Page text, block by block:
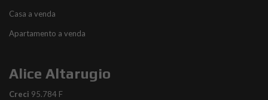
Casa a venda
Apartamento a venda
Alice Altarugio
Creci 95.784 F